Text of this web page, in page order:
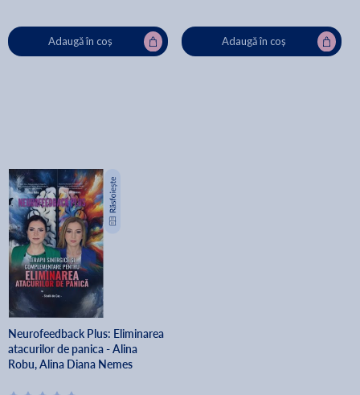
Adaugă în coș Adaugă în coș
Neurofeedback Plus: Eliminarea
atacurilor de panica - Alina
Robu, Alina Diana Nemes